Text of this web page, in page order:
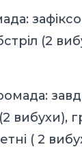
(2
вибухи),
( 2